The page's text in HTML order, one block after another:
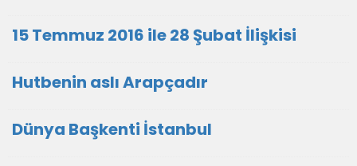
15 Temmuz 2016 ile 28 Şubat İlişkisi
Hutbenin aslı Arapçadır
Dünya Başkenti İstanbul